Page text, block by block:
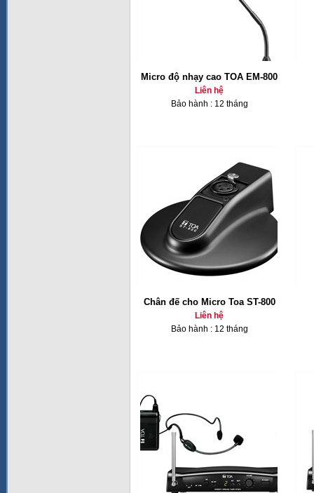
Micro độ nhạy cao TOA EM-800
Liên hệ
Bảo hành : 12 tháng
Chân đế cho Micro Toa ST-800
Liên hệ
Bảo hành : 12 tháng